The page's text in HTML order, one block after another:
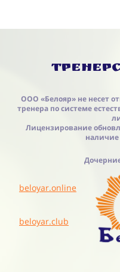
ООО «Белояр» не несет
тренера по системе
Лицензирование
beloyar.online
beloyar.club